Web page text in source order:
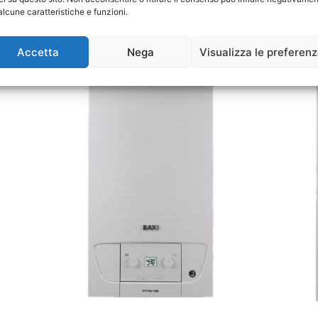
caratteristiche e funzioni.
Accetta Nega Visualizza le